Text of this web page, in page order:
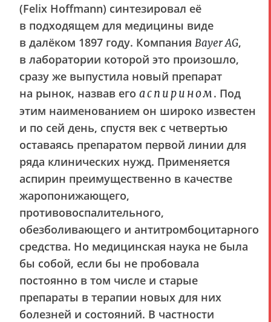
(Felix Hoffmann) синтезировал её
в подходящем для медицины виде
в далёком 1897 году. Компания Bayer AG,
в лаборатории которой это произошло,
сразу же выпустила новый препарат
на рынок, назвав его аспирином. Под
этим наименованием он широко известен
и по сей день, спустя век с четвертью
оставаясь препаратом первой линии для
ряда клинических нужд. Применяется
аспирин преимущественно в качестве
жаропонижающего,
противовоспалительного,
обезболивающего и антитромбоцитарного
средства. Но медицинская наука не была
бы собой, если бы не пробовала
постоянно в том числе и старые
препараты в терапии новых для них
болезней и состояний. В частности